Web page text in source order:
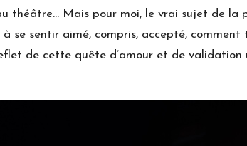
théâtre… Mais pour moi, le vrai sujet de la
se sentir aimé, compris, accepté,
de cette quête d’amour et de